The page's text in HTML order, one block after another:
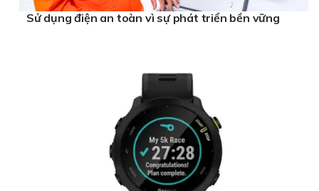
Sử dụng điện an toàn vì sự phát triển bền vững